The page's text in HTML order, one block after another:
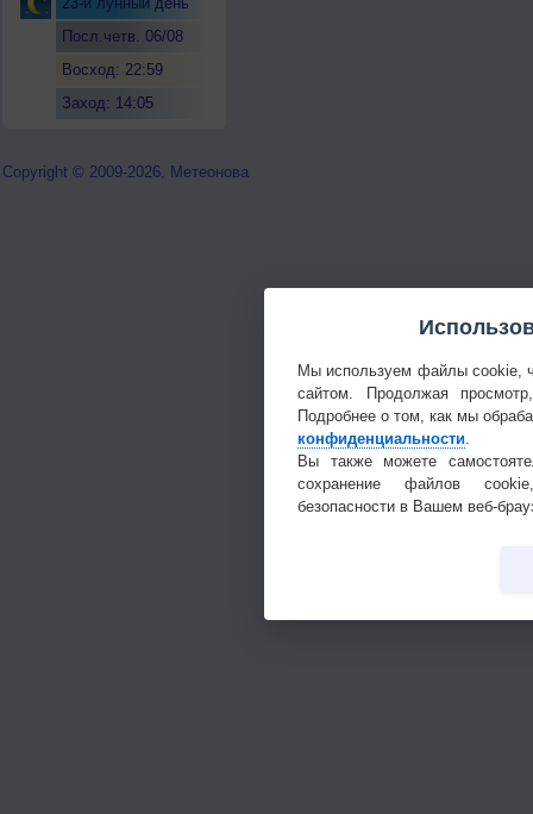
Посл.четв. 06/08
Восход: 22:59
Заход: 14:05
Copyright © 2009-2026, Метеонова
Мы используем файлы cookie,
сайтом. Продолжая
Подробнее о том, как мы
конфиденциальности
Вы также можете
сохранение файлов
безопасности в Вашем веб-